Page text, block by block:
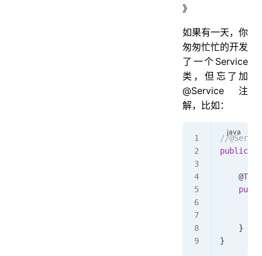
》
如果有一天，你
匆匆忙忙的开发
了一个Service
类，但忘了加
@Service注
解，比如：
//
public
    @
    }
}